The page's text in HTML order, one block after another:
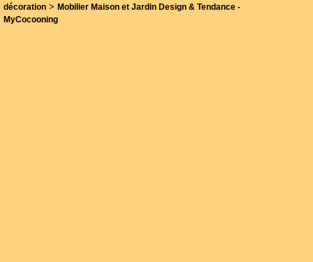
décoration > Mobilier Maison et Jardin Design & Tendance -
MyCocooning